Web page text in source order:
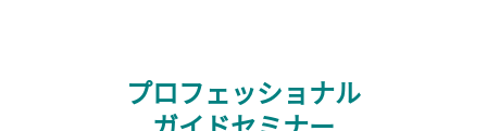
プロフェッショナル